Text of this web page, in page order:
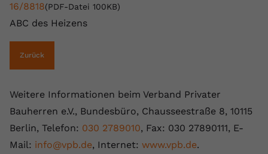
16/8818(PDF-Datei 100KB)
ABC des Heizens
Zurück
Weitere Informationen beim Verband Privater
Bauherren e.V., Bundesbüro, Chausseestraße 8, 10115
Berlin, Telefon: 030 2789010, Fax: 030 27890111, E-
Mail: info@vpb.de, Internet: www.vpb.de.